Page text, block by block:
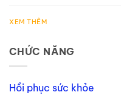
XEM THÊM
CHỨC NĂNG
Hồi phục sức khỏe